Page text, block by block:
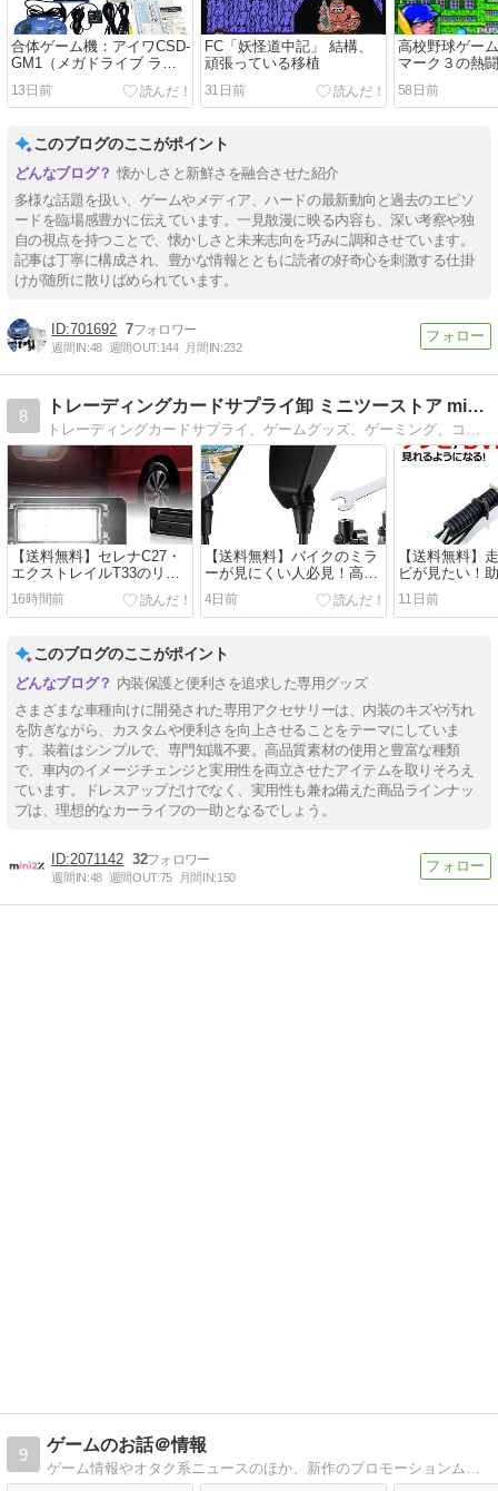
合体ゲーム機：アイワCSD-
GM1（メガドライブ ラジ
カセ）
13日前
FC「妖怪道中記」 結構、
頑張っている移植
31日前
高校野球ゲー
マーク３の熱
なり早い段階
58日前
このブログのここがポイント
懐かしさと新鮮さを融合させた紹介
多様な話題を扱い、ゲームやメディア、ハードの最新動向と過去のエピソ
ードを臨場感豊かに伝えています。一見散漫に映る内容も、深い考察や独
自の視点を持つことで、懐かしさと未来志向を巧みに調和させています。
記事は丁寧に構成され、豊かな情報とともに読者の好奇心を刺激する仕掛
けが随所に散りばめられています。
701692 7
週間IN:48 週間OUT:144 月間IN:232
8
トレーディングカードサプライ卸 ミニツーストア mini2x
【送料無料】セレナC27・
エクストレイルT33のリア
を純白LEDで高級感アップ
【劇的バックビュ】
16時間前
【送料無料】バイクのミラ
ーが見にくい人必見！高精
細ホワイトガラスで後続車
がハッハッキリ見える
4日前
【送料無料】
ビが見たい！
足の「テレビ
ー」でドライ
説】
11日前
このブログのここがポイント
内装保護と便利さを追求した専用グッズ
さまざまな車種向けに開発された専用アクセサリーは、内装のキズや汚れ
を防ぎながら、カスタムや便利さを向上させることをテーマにしていま
す。装着はシンプルで、専門知識不要。高品質素材の使用と豊富な種類
で、車内のイメージチェンジと実用性を両立させたアイテムを取りそろえ
ています。ドレスアップだけでなく、実用性も兼ね備えた商品ラインナッ
プは、理想的なカーライフの一助となるでしょう。
2071142 32
週間IN:48 週間OUT:75 月間IN:150
9
ゲームのお話＠情報